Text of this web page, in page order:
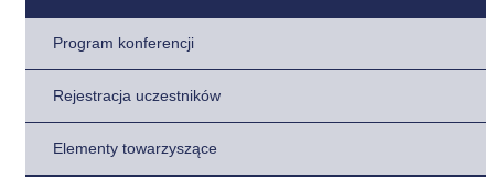
Program konferencji
Rejestracja uczestników
Elementy towarzyszące